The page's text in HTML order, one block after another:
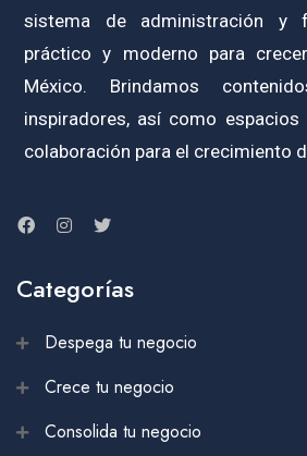
sistema de administración y
práctico y moderno para
México. Brindamos
inspiradores, así como
colaboración para el crecimiento
Categorías
Despega tu negocio
Crece tu negocio
Consolida tu negocio